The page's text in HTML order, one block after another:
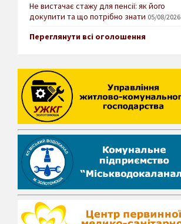
Не вистачає стажу для пенсії: як його
докупити та що потрібно знати 05/08/2026
Переглянути всі оголошення